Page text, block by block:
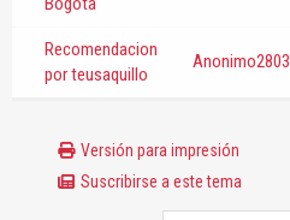
Recomendacion
por teusaquillo
Anonimo2803
Versión para impresión
Suscribirse a este tema